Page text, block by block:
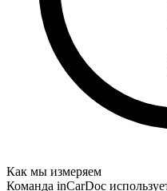
Как мы измеряем
Команда inCarDoc